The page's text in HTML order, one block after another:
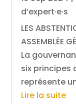
d’expert·e·s
LES
ASSEMBLÉE
La
six principes
représente
Lire la suite